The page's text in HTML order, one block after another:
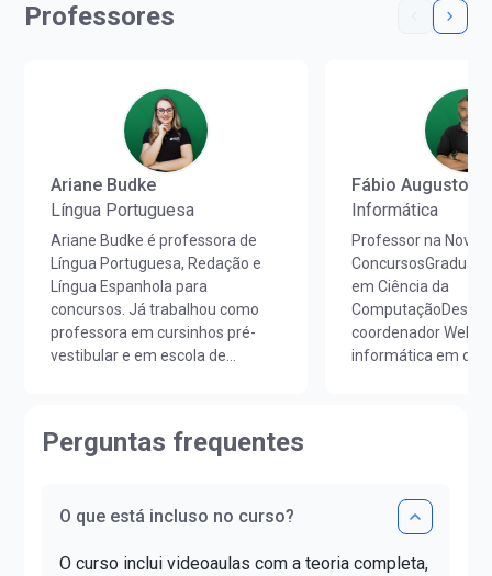
Professores
Ariane Budke
Língua Portuguesa
Ariane Budke é professora de
Língua Portuguesa, Redação e
Língua Espanhola para
concursos. Já trabalhou como
professora em cursinhos pré-
vestibular e em escola de
Portugueses pela Faculdade de
Portuguesa pela FLUL. É pós-
Superior pela FAG e mestra em
Fábio Augusto
Informática
Professor na Nova
em Ciência da
coordenador Web,
informática em
Perguntas frequentes
O que está incluso no curso?
O curso inclui videoaulas com a teoria completa,